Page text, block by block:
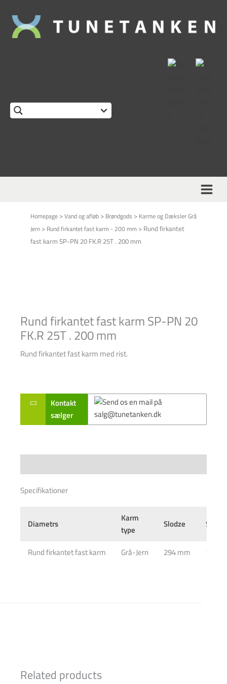
Homepage >Vand og afløb > Brøndgods > Karme og Dæksler Grå
Jern > Rund firkantet fast karm - 200 mm > Rund firkantet
fast karm SP-PN 20 FK.R 25T . 200 mm
Rund firkantet fast karm SP-PN 20
FK.R 25T . 200 mm
Rund firkantet fast karm med rist.
Kontakt
sælger
Specifikationer
Diametrs
Karm
type
Slodze Svars
Rund firkantet fast karm Grå-Jern 294 mm 7 kg
Related products
This form is temporarily unavailable.